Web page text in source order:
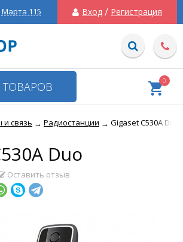
Марта 115 Вход / Регистрация
ТОВАРОВ 0
связь → Радиостанции → Gigaset C530A Duo
Duo
Оставить отзыв